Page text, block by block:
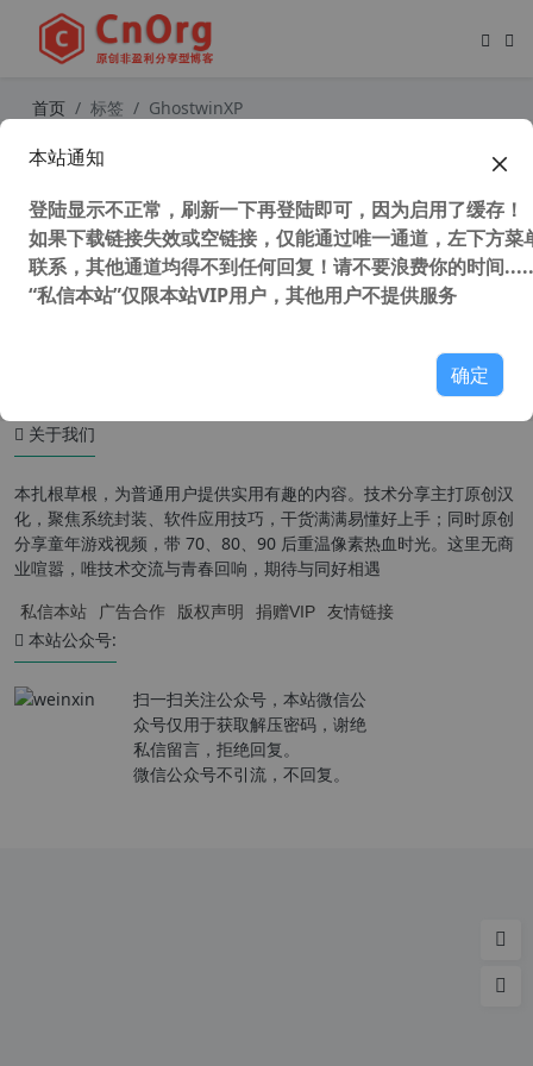
首页 标签 GhostwinXP
心语家园 GhostwinXP SP3 装机纯净
关于我们
本扎根草根，为普通用户提供实用有趣的内容。技术分享主打原创汉
化，聚焦系统封装、软件应用技巧，干货满满易懂好上手；同时原创
分享童年游戏视频，带 70、80、90 后重温像素热血时光。这里无商
业喧嚣，唯技术交流与青春回响，期待与同好相遇
私信本站 广告合作 版权声明 捐赠VIP 友情链接
本站公众号:
扫一扫关注公众号，本站微信公
众号仅用于获取解压密码，谢绝
私信留言，拒绝回复。
微信公众号不引流，不回复。
本站通知
登陆显示不正常，刷新一下再登陆即可，因为启用了缓存！
如果下载链接失效或空链接，仅能通过唯一通道，左下方菜
联系，其他通道均得不到任何回复！请不要浪费你的时间
“私信本站”仅限本站VIP用户，其他用户不提供服务
确定